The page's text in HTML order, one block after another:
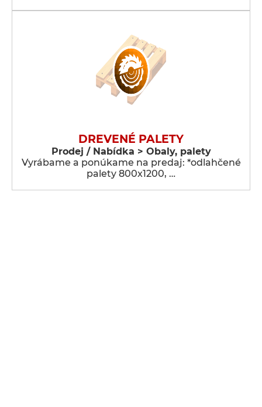
DREVENÉ PALETY
Prodej / Nabídka > Obaly, palety
Vyrábame a ponúkame na predaj: *odlahčené
palety 800x1200, …